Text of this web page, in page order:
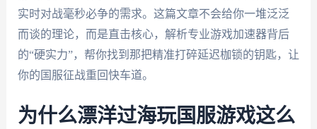
实时对战毫秒必争的需求。这篇文章不会给你一堆泛泛
而谈的理论，而是直击核心，解析专业游戏加速器背后
的“硬实力”，帮你找到那把精准打碎延迟枷锁的钥匙，让
你的国服征战重回快车道。
为什么漂洋过海玩国服游戏这么